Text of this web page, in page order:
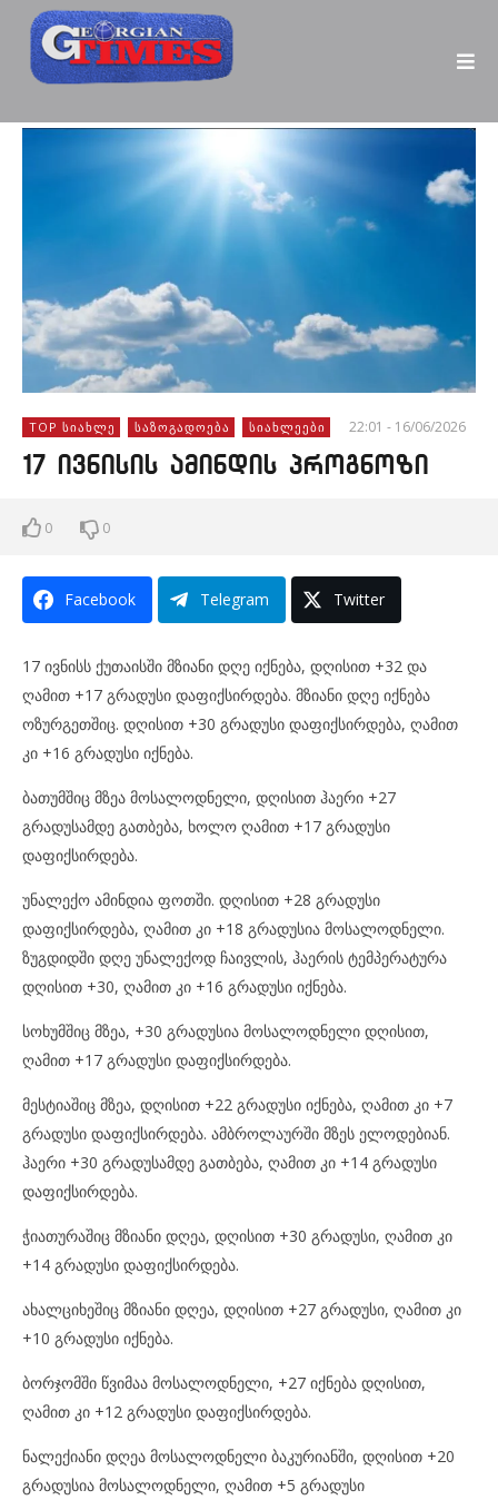
TOP ᲡᲘᲐᲮᲚᲔ ᲡᲐᲖᲝᲒᲐᲓᲝᲔᲑᲐ ᲡᲘᲐᲮᲚᲔᲔᲑᲘ 22:01 - 16/06/2026
17 ივნისის ამინდის პროგნოზი
0 0
Facebook Telegram Twitter
17 ივნისს ქუთაისში მზიანი დღე იქნება, დღისით +32 და
ღამით +17 გრადუსი დაფიქსირდება. მზიანი დღე იქნება
ოზურგეთშიც. დღისით +30 გრადუსი დაფიქსირდება, ღამით
კი +16 გრადუსი იქნება.
ბათუმშიც მზეა მოსალოდნელი, დღისით ჰაერი +27
გრადუსამდე გათბება, ხოლო ღამით +17 გრადუსი
დაფიქსირდება.
უნალექო ამინდია ფოთში. დღისით +28 გრადუსი
დაფიქსირდება, ღამით კი +18 გრადუსია მოსალოდნელი.
ზუგდიდში დღე უნალექოდ ჩაივლის, ჰაერის ტემპერატურა
დღისით +30, ღამით კი +16 გრადუსი იქნება.
სოხუმშიც მზეა, +30 გრადუსია მოსალოდნელი დღისით,
ღამით +17 გრადუსი დაფიქსირდება.
მესტიაშიც მზეა, დღისით +22 გრადუსი იქნება, ღამით კი +7
გრადუსი დაფიქსირდება. ამბროლაურში მზეს ელოდებიან.
ჰაერი +30 გრადუსამდე გათბება, ღამით კი +14 გრადუსი
დაფიქსირდება.
ჭიათურაშიც მზიანი დღეა, დღისით +30 გრადუსი, ღამით კი
+14 გრადუსი დაფიქსირდება.
ახალციხეშიც მზიანი დღეა, დღისით +27 გრადუსი, ღამით კი
+10 გრადუსი იქნება.
ბორჯომში წვიმაა მოსალოდნელი, +27 იქნება დღისით,
ღამით კი +12 გრადუსი დაფიქსირდება.
ნალექიანი დღეა მოსალოდნელი ბაკურიანში, დღისით +20
გრადუსია მოსალოდნელი, ღამით +5 გრადუსი